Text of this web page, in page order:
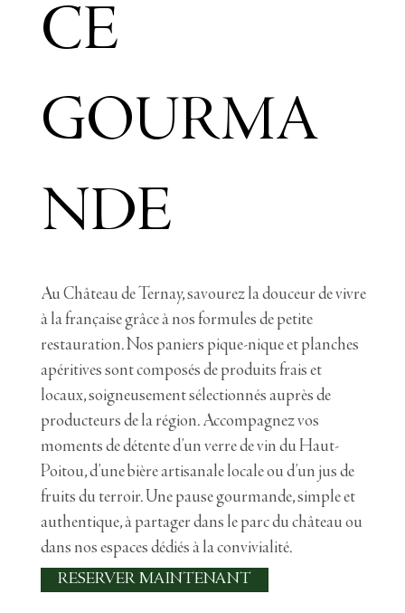
CE
GOURMA
NDE
Au Château de Ternay, savourez la douceur de vivre
à la française grâce à nos formules de petite
restauration. Nos paniers pique-nique et planches
apéritives sont composés de produits frais et
locaux, soigneusement sélectionnés auprès de
producteurs de la région. Accompagnez vos
moments de détente d’un verre de vin du Haut-
Poitou, d’une bière artisanale locale ou d’un jus de
fruits du terroir. Une pause gourmande, simple et
authentique, à partager dans le parc du château ou
dans nos espaces dédiés à la convivialité.
RESERVER MAINTENANT